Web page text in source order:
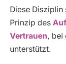
Diese Disziplin
Prinzip des
Vertrauen, bei
unterstützt.